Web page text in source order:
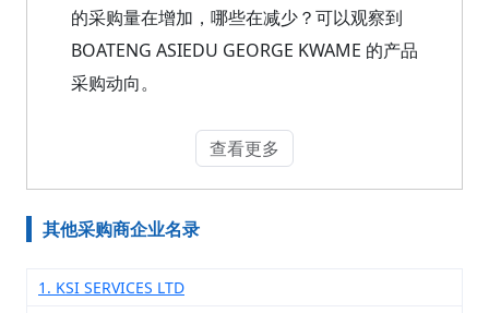
的采购量在增加，哪些在减少？可以观察到
BOATENG ASIEDU GEORGE KWAME 的产品
采购动向。
查看更多
其他采购商企业名录
1. KSI SERVICES LTD